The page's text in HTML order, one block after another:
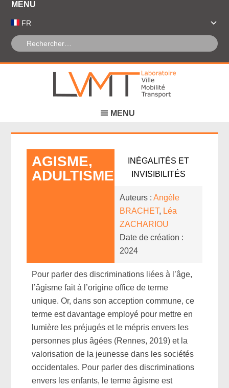
FR
AGISME,
ADULTISME
INÉGALITÉS ET
INVISIBILITÉS
Auteurs : Angèle
BRACHET, Léa
ZACHARIOU
Date de création :
2024
Pour parler des discriminations liées à l’âge,
l’âgisme fait à l’origine office de terme
unique. Or, dans son acception commune, ce
terme est davantage employé pour mettre en
lumière les préjugés et le mépris envers les
personnes plus âgées (Rennes, 2019) et la
valorisation de la jeunesse dans les sociétés
occidentales. Pour parler des discriminations
envers les enfants, le terme âgisme est
Panneau de gestion des cookies